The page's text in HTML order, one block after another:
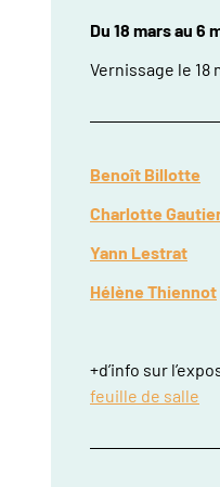
Du 18 mars au 6
Vernissage le 18
Benoît Billotte
Charlotte
Yann Lestrat
Hélène Thiennot
+d’info sur
feuille de salle